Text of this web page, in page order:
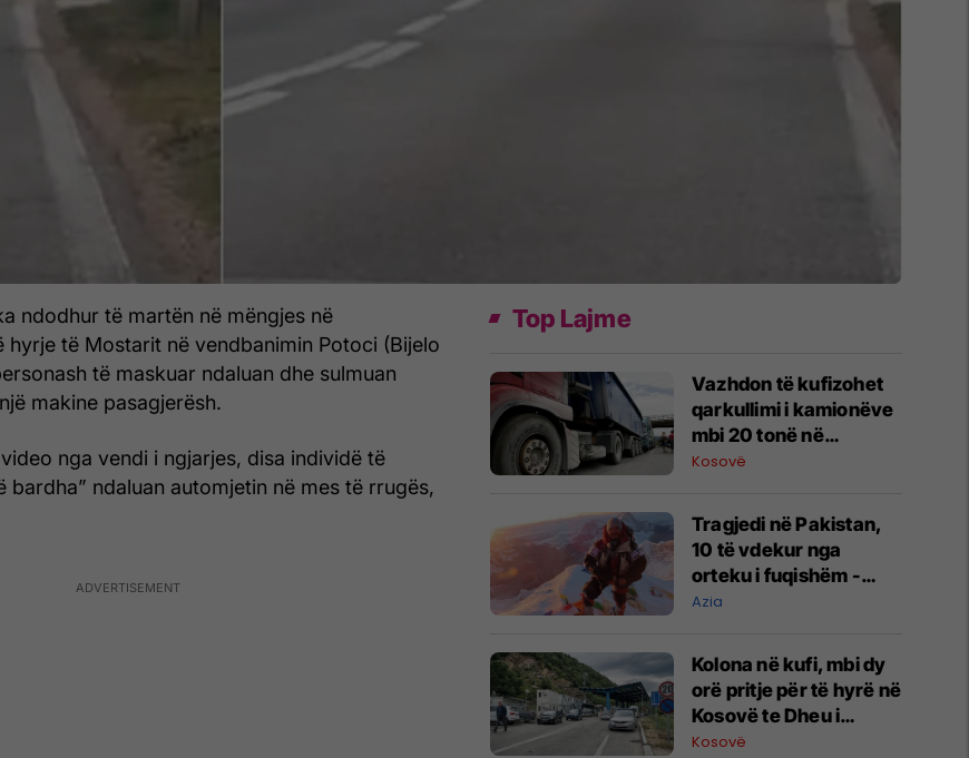
ndodhur të martën në mëngjes në
hyrje të Mostarit në vendbanimin Potoci (Bijelo
të maskuar ndaluan dhe sulmuan
makine pasagjerësh.
nga vendi i ngjarjes, disa individë të
bardha” ndaluan automjetin në mes të rrugës,
Top Lajme
Vazhdon të kufizohet
qarkullimi i kamionëve
mbi 20 tonë në
autoudhë
Kosovë
​Tragjedi në Pakistan,
10 të vdekur nga
orteku i fuqishëm -
ndër ta edhe alpinisti i
Azia
Kolona në kufi, mbi dy
orë pritje për të hyrë në
Kosovë te Dheu i
Bardhë
Kosovë